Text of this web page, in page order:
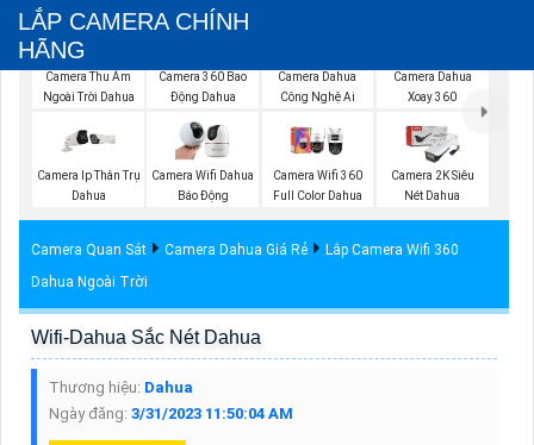
LẮP CAMERA CHÍNH
HÃNG
Camera Thu Âm
Ngoài Trời Dahua
Camera 360 Bao
Động Dahua
Camera Dahua
Công Nghệ Ai
Camera Dahua
Xoay 360
Camera Ip Thân Trụ
Dahua
Camera Wifi Dahua
Báo Động
Camera Wifi 360
Full Color Dahua
Camera 2K Siêu
Nét Dahua
Camera Quan Sát Camera Dahua Giá Rẻ
Lắp Camera Wifi 360
Dahua Ngoài Trời
Wifi-Dahua Sắc Nét Dahua
Thương hiệu: Dahua
Ngày đăng: 3/31/2023 11:50:04 AM